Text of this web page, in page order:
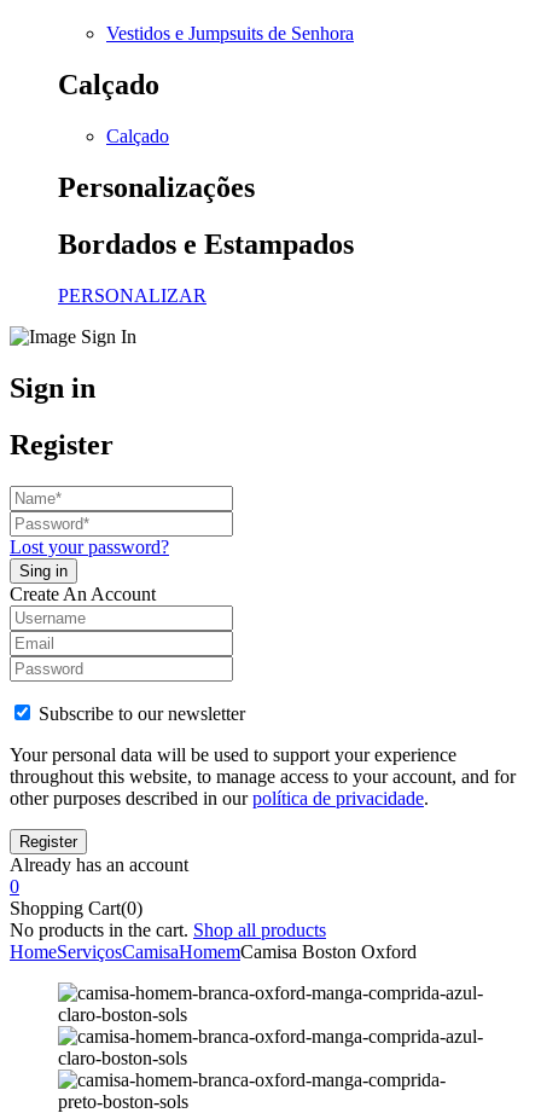
Vestidos e Jumpsuits de Senhora
Calçado
Calçado
Personalizações
Bordados e Estampados
PERSONALIZAR
Sign in
Register
Lost your password?
Create An Account
Subscribe to our newsletter
Your personal data will be used to support your experience
throughout this website, to manage access to your account, and for
other purposes described in ourpolítica de privacidade.
Already has an account
0
Shopping Cart(0)
No products in the cart. Shop all products
HomeServiçosCamisaHomemCamisa Boston Oxford